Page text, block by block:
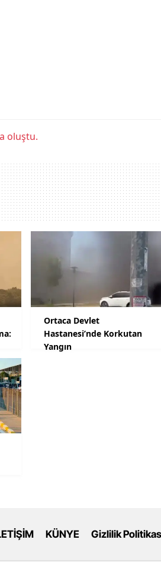
oluştu.
Ortaca Devlet
Hastanesi’nde Korkutan
Yangın
KÜNYE Gizlilik